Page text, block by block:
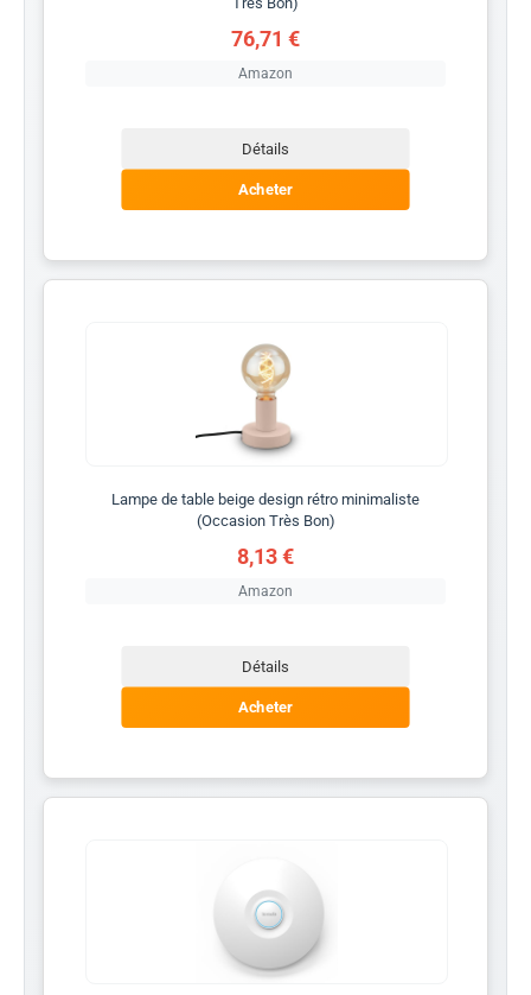
76,71 €
Amazon
Détails
Acheter
Lampe de table beige design rétro minimaliste
(Occasion Très Bon)
8,13 €
Amazon
Détails
Acheter